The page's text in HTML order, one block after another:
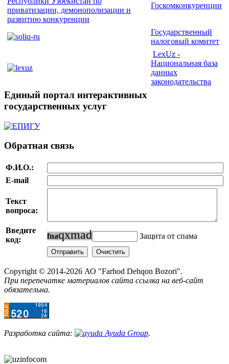
Госкомконкуренции
Государственный
налоговый комитет
LexUz -
Национальная база
данных
законодательства
Единый портал интерактивных
государственных услуг
Обратная связь
Ф.И.О.:
E-mail
Текст
вопроса:
Введите
код:
fnaqxmad Защита от спама
Copyright © 2014-2026 АО "Farhod Dehqon Bozori".
При перепечатке материалов сайта ссылка на веб-сайт
обязательна.
Разработка сайта: Ayuda Group.